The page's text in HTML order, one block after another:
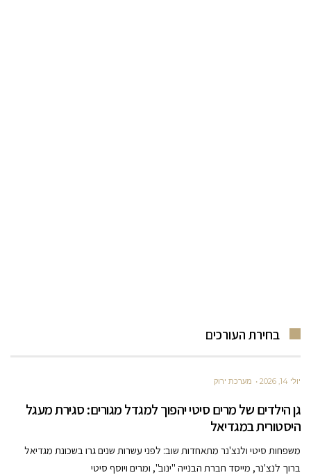
בחירת העורכים
יולי 14, 2026 מערכת ירוק
גן הילדים של מרים סיטי יהפוך למגדל מגורים: סגירת מעגל
היסטורית במגדיאל
משפחות סיטי ולנצ'נר מתאחדות שוב: לפני עשרות שנים גרו בשכונת מגדיאל
ברוך לנצ'נר, מייסד חברת הבנייה "ינוב", ומרים ויוסף סיטי